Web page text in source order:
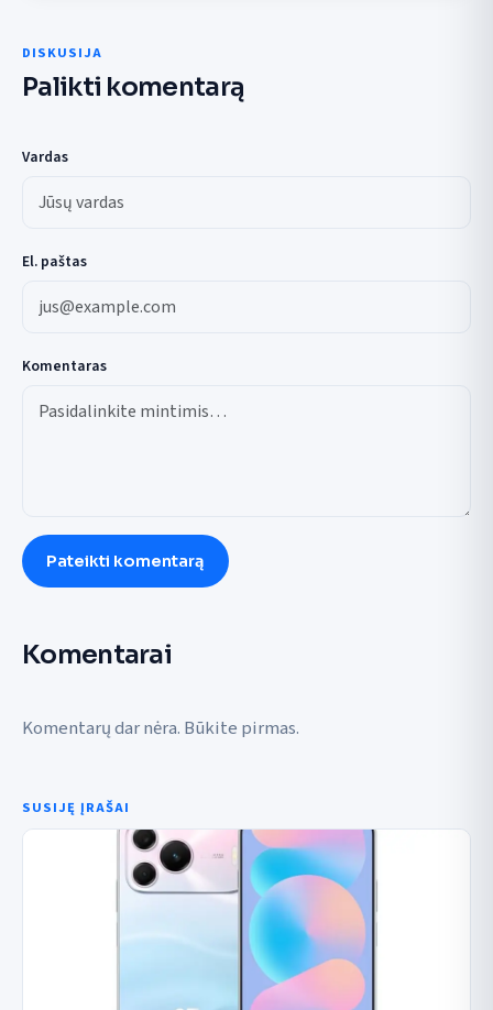
DISKUSIJA
Palikti komentarą
Vardas
El. paštas
Komentaras
Pateikti komentarą
Komentarai
Komentarų dar nėra. Būkite pirmas.
SUSIJĘ ĮRAŠAI